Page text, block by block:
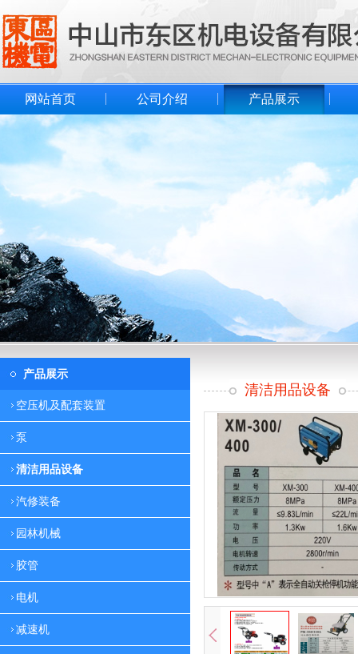
网站首页 公司介绍 产品展示
产品展示
空压机及配套装置
泵
清洁用品设备
汽修装备
园林机械
胶管
电机
减速机
清洁用品设备